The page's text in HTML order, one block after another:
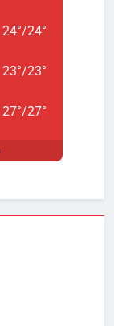
24°/24°
23°/23°
27°/27°